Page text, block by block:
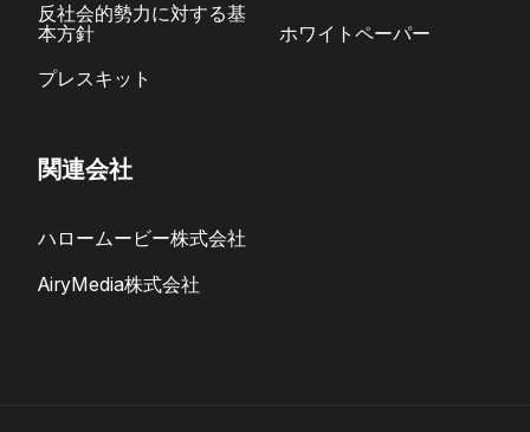
反社会的勢力に対する基
本方針
プレスキット
ホワイトペーパー
関連会社
ハロームービー株式会社
AiryMedia株式会社